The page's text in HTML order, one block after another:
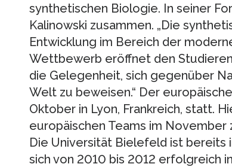
synthetischen Biologie. In seiner
Kalinowski zusammen. „Die
Entwicklung im Bereich der
Wettbewerb eröffnet den
die Gelegenheit, sich gegenüber
Welt zu beweisen.“ Der
Oktober in Lyon, Frankreich, statt.
europäischen Teams im November
Die Universität Bielefeld ist bereits
sich von 2010 bis 2012 erfolgreich